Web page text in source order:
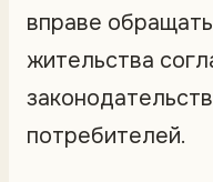
вправе
жительства
потребителей.